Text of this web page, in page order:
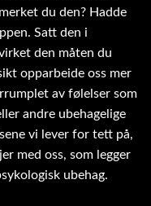
du den? Hadde
Satt den i
den måten du
opparbeide oss mer
av følelser som
andre ubehagelige
vi lever for tett på,
med oss, som legger
ubehag.